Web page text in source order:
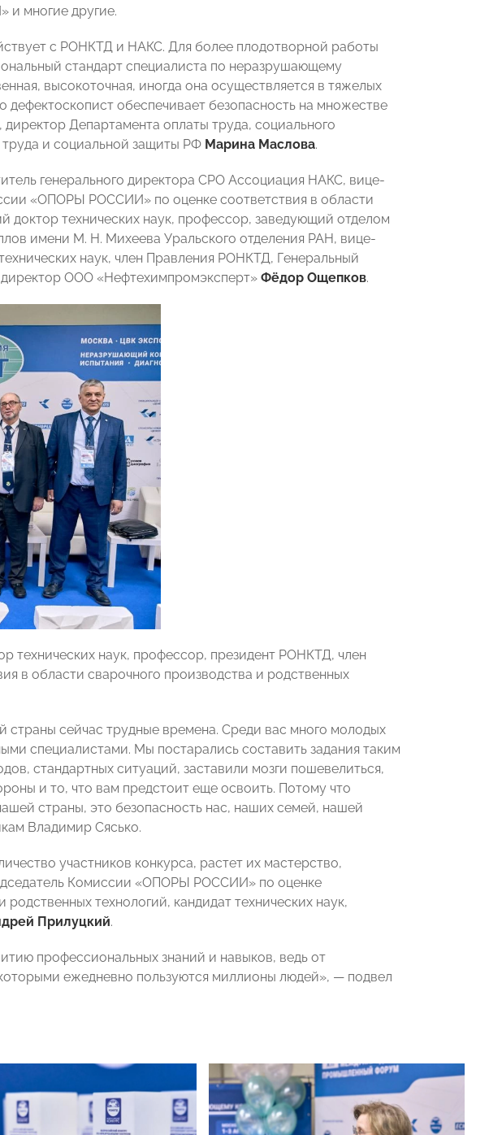
многие другие.
с РОНКТД и НАКС. Для более плодотворной работы
стандарт специалиста по неразрушающему
высокоточная, иногда она осуществляется в тяжелых
обеспечивает безопасность на множестве
Департамента оплаты труда, социального
и социальной защиты РФ Марина Маслова.
генерального директора СРО Ассоциация НАКС, вице-
«ОПОРЫ РОССИИ» по оценке соответствия в области
доктор технических наук, профессор, заведующий отделом
имени М. Н. Михеева Уральского отделения РАН, вице-
наук, член Правления РОНКТД, Генеральный
директор ООО «Нефтехимпромэксперт» Фёдор Ощепков.
технических наук, профессор, президент РОНКТД, член
области сварочного производства и родственных
сейчас трудные времена. Среди вас много молодых
специалистами. Мы постарались составить задания таким
стандартных ситуаций, заставили мозги пошевелиться,
и то, что вам предстоит еще освоить. Потому что
страны, это безопасность нас, наших семей, нашей
Владимир Сясько.
участников конкурса, растет их мастерство,
Комиссии «ОПОРЫ РОССИИ» по оценке
технологий, кандидат технических наук,
Прилуцкий.
профессиональных знаний и навыков, ведь от
ежедневно пользуются миллионы людей», — подвел